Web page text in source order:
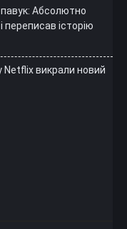
Абсолютно
переписав історію
Netflix викрали новий